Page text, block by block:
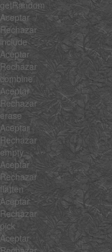
getRandom
Aceptar
Rechazar
include
Aceptar
Rechazar
combine
Aceptar
Rechazar
erase
Aceptar
Rechazar
empty
Aceptar
Rechazar
flatten
Aceptar
Rechazar
pick
Aceptar